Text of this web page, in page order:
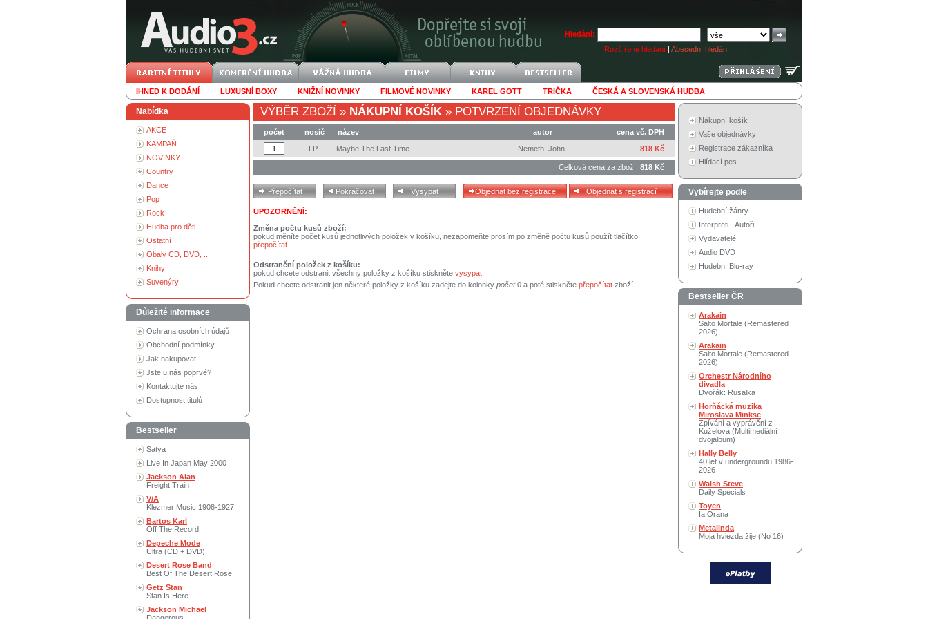
Hledání:
Rozšířené hledání | Abecední hledání
IHNED K DODÁNÍ LUXUSNÍ BOXY KNIŽNÍ NOVINKY FILMOVÉ NOVINKY KAREL GOTT TRIČKA ČESKÁ A SLOVENSKÁ HUDBA
Nabídka
AKCE
KAMPAŇ
NOVINKY
Country
Dance
Pop
Rock
Hudba pro děti
Ostatní
Obaly CD, DVD, ...
Knihy
Suvenýry
Důležité informace
Ochrana osobních údajů
Obchodní podmínky
Jak nakupovat
Jste u nás poprvé?
Kontaktujte nás
Dostupnost titulů
Bestseller
Satya
Live In Japan May 2000
Jackson Alan
Freight Train
V/A
Klezmer Music 1908-1927
Bartos Karl
Off The Record
Depeche Mode
Ultra (CD + DVD)
Desert Rose Band
Best Of The Desert Rose..
Getz Stan
Stan Is Here
Jackson Michael
VÝBĚR ZBOŽÍ » NÁKUPNÍ KOŠÍK » POTVRZENÍ OBJEDNÁVKY
počet nosič název autor
cena vč. DPH
LP
Maybe The Last Time Nemeth, John 818 Kč
Celková cena za zboží: 818 Kč
UPOZORNĚNÍ:
Změna počtu kusů zboží:
pokud měníte počet kusů jednotlivých položek v košíku, nezapomeňte prosím po změně počtu kusů použít tlačítko
přepočítat
Odstranění položek z košíku:
pokud chcete odstranit všechny položky z košíku stiskněte vysypat
Pokud chcete odstranit jen některé položky z košíku zadejte do kolonky počet0 a poté stiskněte přepočítat zboží.
Nákupní košík
Vaše objednávky
Registrace zákazníka
Hlídací pes
Vybírejte podle
Hudební žánry
Interpreti - Autoři
Vydavatelé
Audio DVD
Hudební Blu-ray
Bestseller ČR
Arakain
Salto Mortale (Remastered
2026)
Arakain
Salto Mortale (Remastered
2026)
Orchestr Národního
divadla
Dvořák: Rusalka
Horňácká muzika
Miroslava Minkse
Zpívání a vyprávění z
Kuželova (Multimediální
dvojalbum)
Hally Belly
40 let v undergroundu 1986-
2026
Walsh Steve
Daily Specials
Toyen
Ia Orana
Metalinda
Moja hviezda žije (No 16)